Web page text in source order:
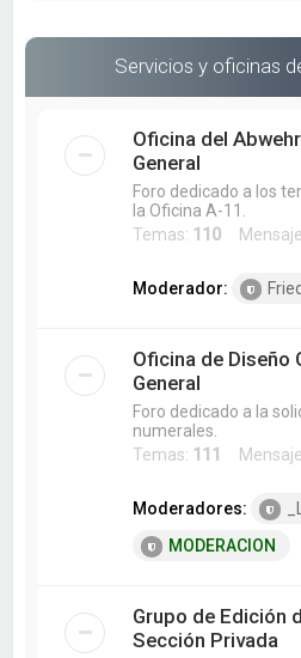
Servicios y oficinas
Oficina del
General
Foro dedicado a los
la Oficina A-11.
Temas: 110
Moderador:
Oficina de Diseño
General
Foro dedicado a la
numerales.
Temas: 111
Moderadores:
MODERACION
Grupo de Edición
Sección Privada